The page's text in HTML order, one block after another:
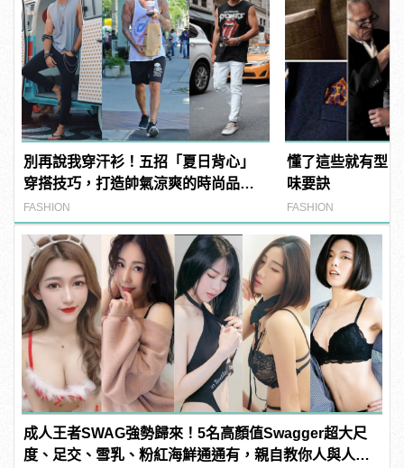
別再說我穿汗衫！五招「夏日背心」
穿搭技巧，打造帥氣涼爽的時尚品
味！
FASHION
懂了這些就有型
味要訣
FASHION
成人王者SWAG強勢歸來！5名高顏值Swagger超大尺
度、足交、雪乳、粉紅海鮮通通有，親自教你人與人的